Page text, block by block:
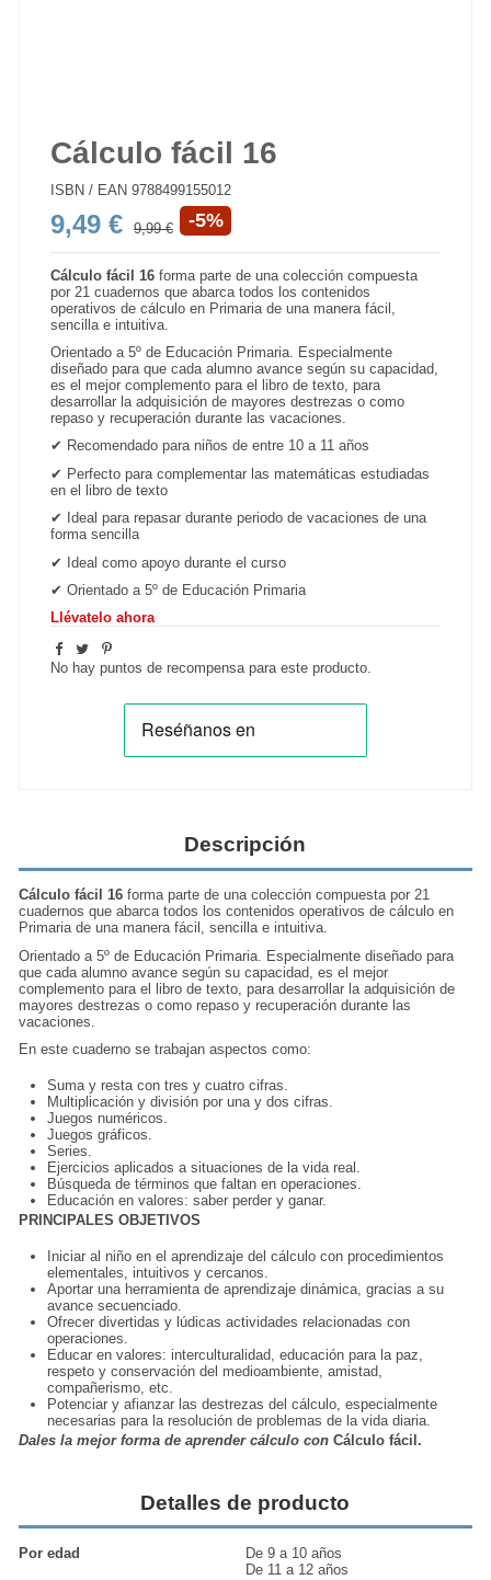
Cálculo fácil 16
ISBN / EAN 9788499155012
9,49 € 9,99 € -5%
Cálculo fácil 16 forma parte de una colección compuesta
por 21 cuadernos que abarca todos los contenidos
operativos de cálculo en Primaria de una manera fácil,
sencilla e intuitiva.
Orientado a 5º de Educación Primaria. Especialmente
diseñado para que cada alumno avance según su capacidad,
es el mejor complemento para el libro de texto, para
desarrollar la adquisición de mayores destrezas o como
repaso y recuperación durante las vacaciones.
✔ Recomendado para niños de entre 10 a 11 años
✔ Perfecto para complementar las matemáticas estudiadas
en el libro de texto
✔
Ideal para repasar durante periodo de vacaciones de una
forma sencilla
✔ Ideal como apoyo durante el curso
✔Orientado a 5º de Educación Primaria
Llévatelo ahora
No hay puntos de recompensa para este producto.
Descripción
Cálculo fácil 16 forma parte de una colección compuesta por 21
cuadernos que abarca todos los contenidos operativos de cálculo en
Primaria de una manera fácil, sencilla e intuitiva.
Orientado a 5º de Educación Primaria. Especialmente diseñado para
que cada alumno avance según su capacidad, es el mejor
complemento para el libro de texto, para desarrollar la adquisición de
mayores destrezas o como repaso y recuperación durante las
vacaciones.
En este cuaderno se trabajan aspectos como:
Suma y resta con tres y cuatro cifras.
Multiplicación y división por una y dos cifras.
Juegos numéricos.
Juegos gráficos.
Series.
Ejercicios aplicados a situaciones de la vida real.
Búsqueda de términos que faltan en operaciones.
Educación en valores: saber perder y ganar.
PRINCIPALES OBJETIVOS
Iniciar al niño en el aprendizaje del cálculo con procedimientos
elementales, intuitivos y cercanos.
Aportar una herramienta de aprendizaje dinámica, gracias a su
avance secuenciado.
Ofrecer divertidas y lúdicas actividades relacionadas con
operaciones.
Educar en valores: interculturalidad, educación para la paz,
respeto y conservación del medioambiente, amistad,
compañerismo, etc.
Potenciar y afianzar las destrezas del cálculo, especialmente
necesarias para la resolución de problemas de la vida diaria.
Dales la mejor forma de aprender cálculo conCálculo fácil.
Detalles de producto
Por edad
De 9 a 10 años
De 11 a 12 años